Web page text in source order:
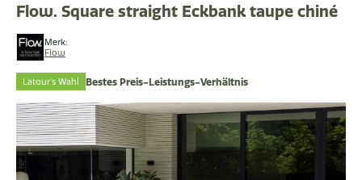
Merk:
Flow
Flow. Square straight Eckbank taupe chiné
Latour's Wahl Bestes Preis-Leistungs-Verhältnis